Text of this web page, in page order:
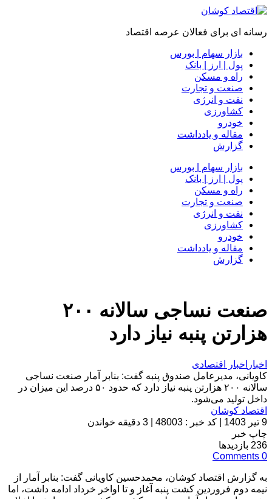
رسانه ای برای فعالان عرصه اقتصاد
بازار سهام | بورس
پول | ارز | بانک
راه و مسکن
صنعت و تجارت
نفت و انرژی
کشاورزی
خودرو
مقاله و یادداشت
گزارش
بازار سهام | بورس
پول | ارز | بانک
راه و مسکن
صنعت و تجارت
نفت و انرژی
کشاورزی
خودرو
مقاله و یادداشت
گزارش
صنعت نساجی سالانه ۲۰۰
هزارتن پنبه نیاز دارد
اخبار اخبار اقتصادی
کاویانی، مدیرعامل صندوق پنبه گفت: بنابر آمار صنعت نساجی
سالانه ۲۰۰ هزارتن پنبه نیاز دارد که حدود ۵۰ درصد این میزان در
داخل تولید می‌شود.
اقتصاد کوشان
9 تیر 1403
کد خبر : 48003
3 دقیقه خواندن
چاپ خبر
236 بازدیدها
0
Comments
به گزارش اقتصاد کوشان، محمدحسین کاویانی گفت: بنابر آمار از
نیمه دوم فروردین کشت پنبه آغاز و تا اواخر خرداد ادامه داشت، اما